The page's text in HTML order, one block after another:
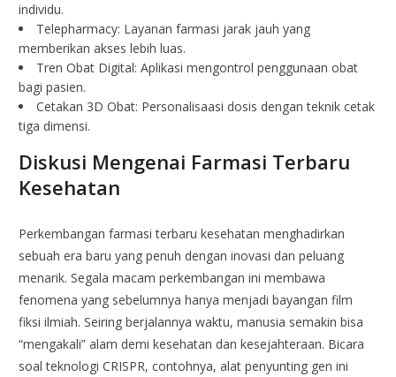
individu.
Telepharmacy: Layanan farmasi jarak jauh yang
memberikan akses lebih luas.
Tren Obat Digital: Aplikasi mengontrol penggunaan obat
bagi pasien.
Cetakan 3D Obat: Personalisaasi dosis dengan teknik cetak
tiga dimensi.
Diskusi Mengenai Farmasi Terbaru
Kesehatan
Perkembangan farmasi terbaru kesehatan menghadirkan
sebuah era baru yang penuh dengan inovasi dan peluang
menarik. Segala macam perkembangan ini membawa
fenomena yang sebelumnya hanya menjadi bayangan film
fiksi ilmiah. Seiring berjalannya waktu, manusia semakin bisa
“mengakali” alam demi kesehatan dan kesejahteraan. Bicara
soal teknologi CRISPR, contohnya, alat penyunting gen ini